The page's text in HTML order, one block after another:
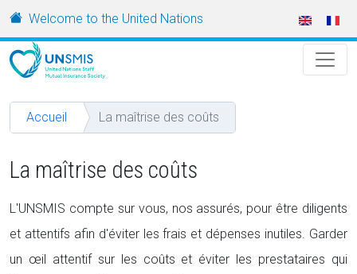
Aller au contenu principal
URLWelcome to the United Nations
Accueil La maîtrise des coûts
La maîtrise des coûts
L'UNSMIS compte sur vous, nos assurés, pour être diligents
et attentifs afin d'éviter les frais et dépenses inutiles. Garder
un œil attentif sur les coûts et éviter les prestataires qui